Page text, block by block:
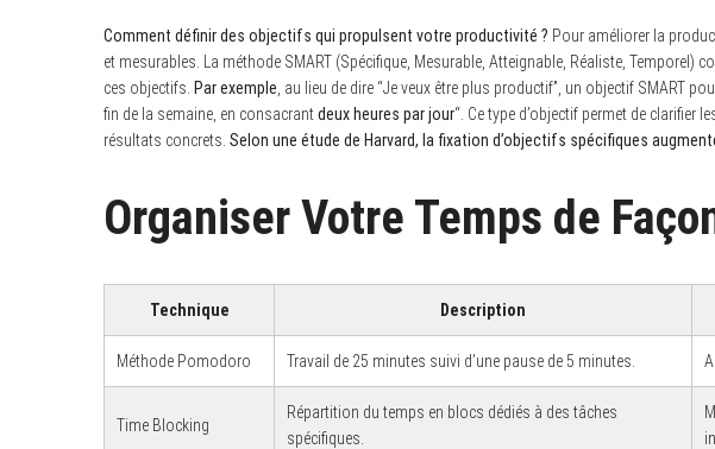
Comment définir des objectifs qui propulsent votre productivité ? Pour améliorer la
et mesurables. La méthode SMART (Spécifique, Mesurable, Atteignable, Réaliste, Temporel)
ces objectifs. Par exemple , au lieu de dire “Je veux être plus productif”, un objectif SMART
fin de la semaine, en consacrantdeux heures par jour“. Ce type d’objectif permet de clarifier
résultats concrets. Selon une étude de Harvard, la fixation d’objectifs spécifiques
Organiser Votre Temps de
Technique Description
Méthode Pomodoro Travail de 25 minutes suivi d’une pause de 5 minutes.
Time Blocking
Répartition du temps en blocs dédiés à des tâches
spécifiques.
S
a
r
r
: